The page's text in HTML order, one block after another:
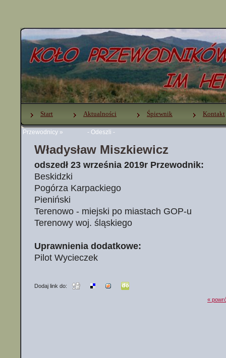
Przewodnicy » - Odeszli -
Start Aktualności Śpiewnik Kontakt
Władysław Miszkiewicz
odszedł 23 września 2019r Przewodnik:
Beskidzki
Pogórza Karpackiego
Pieniński
Terenowo - miejski po miastach GOP-u
Terenowy woj. śląskiego
Uprawnienia dodatkowe:
Pilot Wycieczek
Dodaj link do:
«